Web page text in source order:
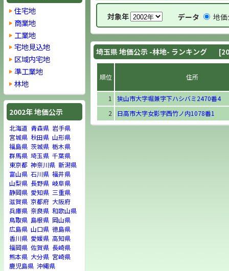
住宅地
商業地
工業地
宅地見込地
区域内宅地
準工業地
林地
2002年 地価公示
北海道 青森県 岩手県
宮城県 秋田県 山形県
福島県 茨城県 栃木県
群馬県 埼玉県 千葉県
東京都 神奈川県 新潟県
富山県 石川県 福井県
山梨県 長野県 岐阜県
静岡県 愛知県 三重県
滋賀県 京都府 大阪府
兵庫県 奈良県 和歌山県
鳥取県 島根県 岡山県
広島県 山口県 徳島県
香川県 愛媛県 高知県
福岡県 佐賀県 長崎県
熊本県 大分県 宮崎県
鹿児島県 沖縄県
対象年 データ 地
埼玉県 地価公示 -林地- ランキング
順位 住所
1
狭山市大字堀兼字下ハシバミ2470番4
2
日高市大字女影字西竹ノ内1078番1